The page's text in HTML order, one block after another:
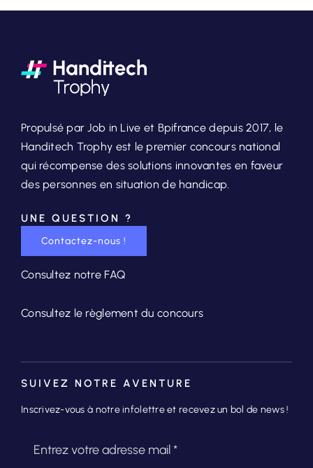
Propulsé par Job in Live et Bpifrance depuis 2017, le
Handitech Trophy est le premier concours national
qui récompense des solutions innovantes en faveur
des personnes en situation de handicap.
UNE QUESTION ?
Contactez-nous !
Consultez notre FAQ
Consultez le règlement du concours
SUIVEZ NOTRE AVENTURE
Inscrivez-vous à notre infolettre et recevez un bol de news !